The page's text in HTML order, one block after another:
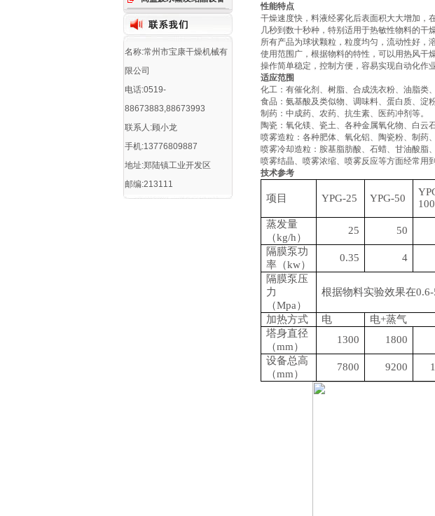
名称:常州市宝康干燥机械有
限公司
电话:0519-
88673883,88673993
联系人:顾小龙
手机:13776809887
地址:郑陆镇工业开发区
邮编:213111
性能特点
干燥速度快，料液经雾化后表面积大大增加，
几秒到数十秒种，特别适用于热敏性物料的干燥
所有产品为球状颗粒，粒度均匀，流动性好，
使用范围广，根据物料的特性，可以用热风干
操作简单稳定，控制方便，容易实现自动化作业
适应范围
化工：有催化剂、树脂、合成洗衣粉、油脂类
食品：氨基酸及类似物、调味料、蛋白质、淀
制药：中成药、农药、抗生素、医药冲剂等。
陶瓷：氧化镁、瓷土、各种金属氧化物、白云石
喷雾造粒：各种肥体、氧化铝、陶瓷粉、制药
喷雾冷却造粒：胺基脂肪酸、石蜡、甘油酸脂
喷雾结晶、喷雾浓缩、喷雾反应等方面经常用到
技术参考
项目 YPG-25 YPG-50
100
蒸发量
（kg/h）
25 50
隔膜泵功
率（kw）
0.35 4
隔膜泵压
力
（Mpa）
根据物料实验效果在
加热方式 电 电+蒸气
塔身直径
（mm）
1300 1800
设备总高
（mm）
7800 9200